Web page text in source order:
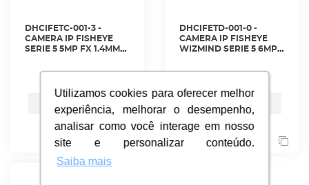
Utilizamos cookies para oferecer melhor
experiência, melhorar o desempenho,
analisar como você interage em nosso
site e personalizar conteúdo.
Saiba mais
Utilizamos cookies para oferecer melhor
experiência, melhorar o desempenho,
analisar como você interage em nosso
site e personalizar conteúdo.
Saiba mais
DHCIFETC-001-3 -
CAMERA IP FISHEYE
SERIE 5 5MP FX 1.4MM
SDCARD/AUDIO/ALARME
DAHUA
ver mais
Orçamento
DHCIFETD-001-0 -
CAMERA IP FISHEYE
WIZMIND SERIE 5 6MP
IK10
- DH-IPC-EBW5641P-AS
ver mais
Orçamento